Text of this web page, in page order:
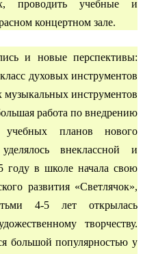
проводить учебные и
концертном зале.
и новые перспективы:
духовых инструментов
музыкальных инструментов
работа по внедрению
планов нового
внеклассной и
году в школе начала свою
развития «Светлячок»,
4-5 лет открылась
творчеству.
большой популярностью у